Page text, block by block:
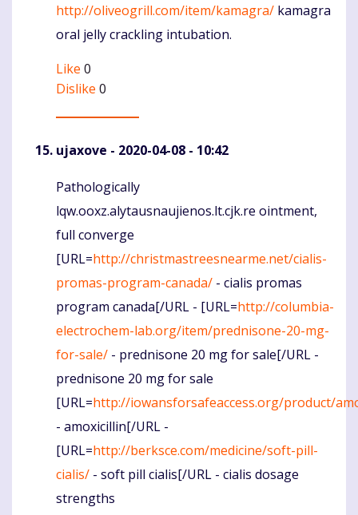
http://oliveogrill.com/item/kamagra/ kamagra
oral jelly crackling intubation.
Like 0
Dislike 0
ujaxove - 2020-04-08 - 10:42
Komentaras
Pathologically
lqw.ooxz.alytausnaujienos.lt.cjk.re ointment,
full converge
[URL=http://christmastreesnearme.net/cialis-
promas-program-canada/ - cialis promas
program canada[/URL - [URL=http://columbia-
electrochem-lab.org/item/prednisone-20-mg-
for-sale/ - prednisone 20 mg for sale[/URL -
prednisone 20 mg for sale
[URL=http://iowansforsafeaccess.org/product/
- amoxicillin[/URL -
[URL=http://berksce.com/medicine/soft-pill-
cialis/ - soft pill cialis[/URL - cialis dosage
strengths